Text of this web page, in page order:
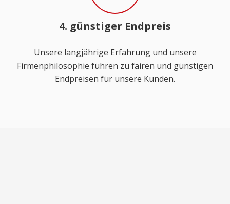
4. günstiger Endpreis
Unsere langjährige Erfahrung und unsere
Firmenphilosophie führen zu fairen und günstigen
Endpreisen für unsere Kunden.